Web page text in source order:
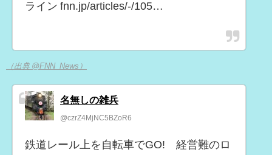
ライン fnn.jp/articles/-/105…
（出典 @FNN_News）
名無しの雑兵
@czrZ4MjNC5BZoR6
鉄道レール上を自転車でGO! 経営難のロ